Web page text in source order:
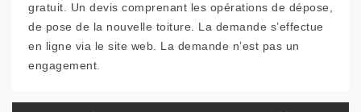
gratuit. Un devis comprenant les opérations de dépose,
de pose de la nouvelle toiture. La demande s’effectue
en ligne via le site web. La demande n’est pas un
engagement.